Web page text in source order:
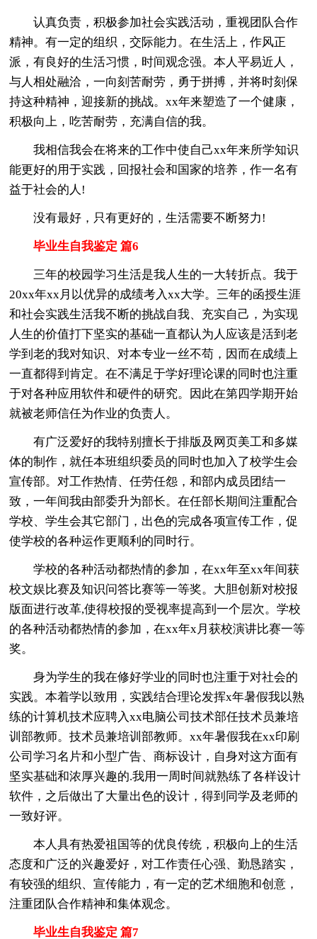
认真负责，积极参加社会实践活动，重视团队合作
精神。有一定的组织，交际能力。在生活上，作风正
派，有良好的生活习惯，时间观念强。本人平易近人，
与人相处融洽，一向刻苦耐劳，勇于拼搏，并将时刻保
持这种精神，迎接新的挑战。xx年来塑造了一个健康，
积极向上，吃苦耐劳，充满自信的我。
我相信我会在将来的工作中使自己xx年来所学知识
能更好的用于实践，回报社会和国家的培养，作一名有
益于社会的人!
没有最好，只有更好的，生活需要不断努力!
毕业生自我鉴定 篇6
三年的校园学习生活是我人生的一大转折点。我于
20xx年xx月以优异的成绩考入xx大学。三年的函授生涯
和社会实践生活我不断的挑战自我、充实自己，为实现
人生的价值打下坚实的基础一直都认为人应该是活到老
学到老的我对知识、对本专业一丝不苟，因而在成绩上
一直都得到肯定。在不满足于学好理论课的同时也注重
于对各种应用软件和硬件的研究。因此在第四学期开始
就被老师信任为作业的负责人。
有广泛爱好的我特别擅长于排版及网页美工和多媒
体的制作，就任本班组织委员的同时也加入了校学生会
宣传部。对工作热情、任劳任怨，和部内成员团结一
致，一年间我由部委升为部长。在任部长期间注重配合
学校、学生会其它部门，出色的完成各项宣传工作，促
使学校的各种运作更顺利的同时行。
学校的各种活动都热情的参加，在xx年至xx年间获
校文娱比赛及知识问答比赛等一等奖。大胆创新对校报
版面进行改革,使得校报的受视率提高到一个层次。学校
的各种活动都热情的参加，在xx年x月获校演讲比赛一等
奖。
身为学生的我在修好学业的同时也注重于对社会的
实践。本着学以致用，实践结合理论发挥x年暑假我以熟
练的计算机技术应聘入xx电脑公司技术部任技术员兼培
训部教师。技术员兼培训部教师。xx年暑假我在xx印刷
公司学习名片和小型广告、商标设计，自身对这方面有
坚实基础和浓厚兴趣的.我用一周时间就熟练了各样设计
软件，之后做出了大量出色的设计，得到同学及老师的
一致好评。
本人具有热爱祖国等的优良传统，积极向上的生活
态度和广泛的兴趣爱好，对工作责任心强、勤恳踏实，
有较强的组织、宣传能力，有一定的艺术细胞和创意，
注重团队合作精神和集体观念。
毕业生自我鉴定 篇7